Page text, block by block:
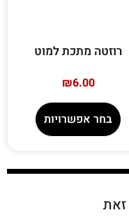
רוזטה מתכת למוט
₪6.00
בחר אפשרויות
זאת